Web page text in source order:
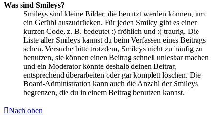
Was sind Smileys?
Smileys sind kleine Bilder, die benutzt werden können, um
ein Gefühl auszudrücken. Für jeden Smiley gibt es einen
kurzen Code, z. B. bedeutet :) fröhlich und :( traurig. Die
Liste aller Smileys kannst du beim Verfassen eines Beitrags
sehen. Versuche bitte trotzdem, Smileys nicht zu häufig zu
benutzen, sie können einen Beitrag schnell unlesbar machen
und ein Moderator könnte deshalb deinen Beitrag
entsprechend überarbeiten oder gar komplett löschen. Die
Board-Administration kann auch die Anzahl der Smileys
begrenzen, die du in einem Beitrag benutzen kannst.
Nach oben